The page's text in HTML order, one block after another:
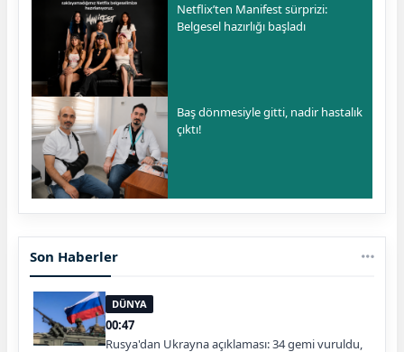
Netflix’ten Manifest sürprizi:
Belgesel hazırlığı başladı
Baş dönmesiyle gitti, nadir hastalık
çıktı!
Son Haberler
DÜNYA
00:47
Rusya'dan Ukrayna açıklaması: 34 gemi vuruldu,